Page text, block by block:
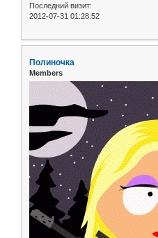
Последний визит:
2012-07-31 01:28:52
Полиночка
Members